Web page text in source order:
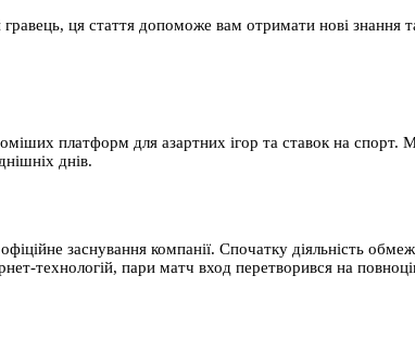
гравець, ця стаття допоможе вам отримати нові
платформ для азартних ігор та ставок на
днів.
заснування компанії. Спочатку діяльність
технологій, пари матч вход перетворився на